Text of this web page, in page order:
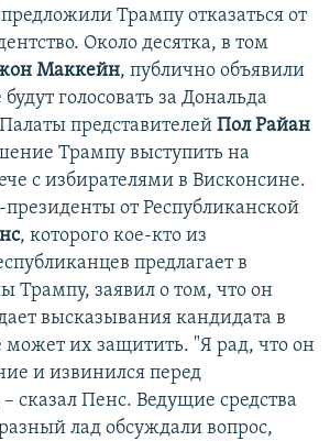
Трампу отказаться от
Около десятка, в том
Маккейн, публично объявили
голосовать за Дональда
представителей Пол Райан
Трампу выступить на
с избирателями в Висконсине.
от Республиканской
, которого кое-кто из
предлагает в
Трампу, заявил о том, что он
высказывания кандидата в
их защитить. "Я рад, что он
и извинился перед
сказал Пенс. Ведущие средства
лад обсуждали вопрос,